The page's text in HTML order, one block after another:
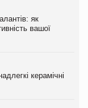
як
вашої
керамічні